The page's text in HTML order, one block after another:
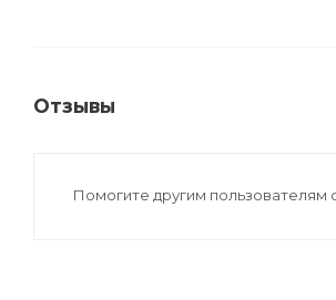
Отзывы
Помогите другим